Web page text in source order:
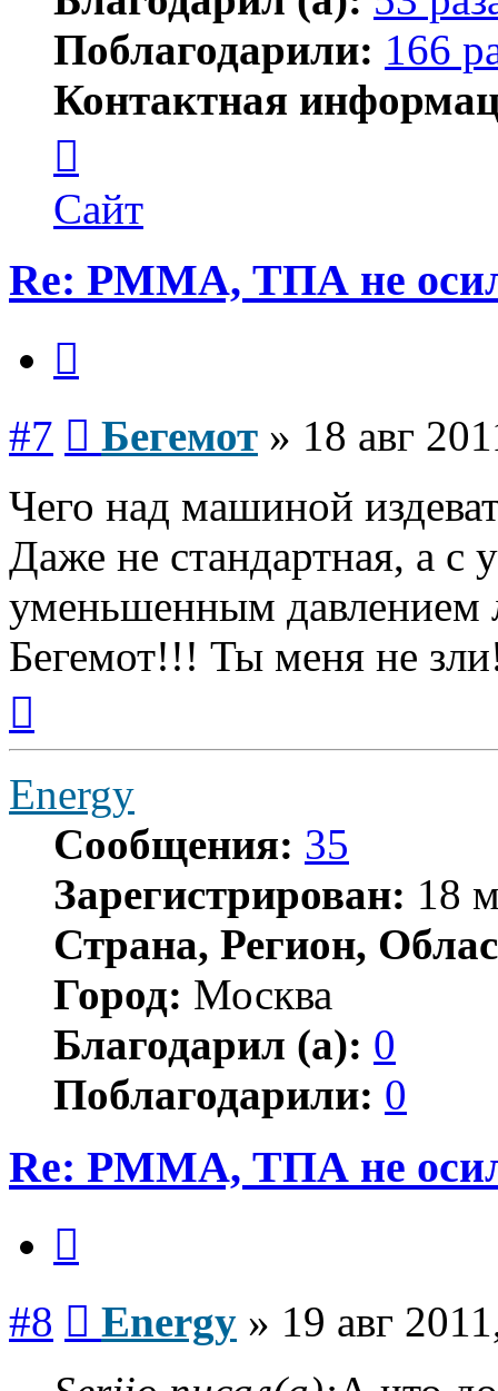
Поблагодарили: 166
Контактная
пользователя
Бегемот
Сайт
Re: PMMA, ТПА не
#7 Бегемот » 18 авг
Чего над машиной
Даже не стандартная, а
уменьшенным давлением
Бегемот!!! Ты меня не
началу
Energy
Сообщения: 35
Зарегистрирован: 18
Страна, Регион,
Город: Москва
Благодарил (а): 0
Поблагодарили: 0
Re: PMMA, ТПА не
#8 Energy » 19 авг